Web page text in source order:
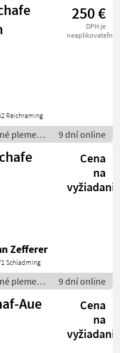
250 €
DPH je
neaplikovateľné
Reichraming
plemená
9 dní online
Cena
na
Zefferer
Schladming
plemená
9 dní online
Aue
Cena
na